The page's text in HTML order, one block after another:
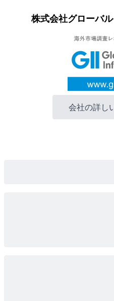
株式会社グローバ
会社の詳し